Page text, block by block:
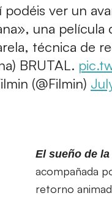
podéis ver un
una
técnica de
BRUTAL.
(@Filmin)
El sueño de
acompañada
retorno